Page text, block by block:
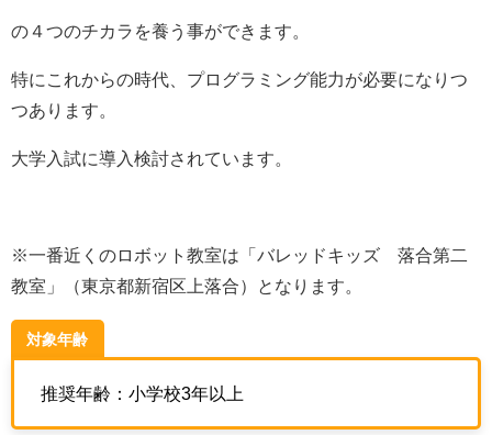
の４つのチカラを養う事ができます。
特にこれからの時代、プログラミング能力が必要になりつ
つあります。
大学入試に導入検討されています。
※一番近くのロボット教室は「バレッドキッズ 落合第二
教室」（東京都新宿区上落合）となります。
対象年齢
推奨年齢：小学校3年以上